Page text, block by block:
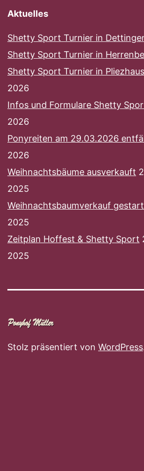
Aktuelles
Shetty Sport Turnier in
Shetty Sport Turnier in
Shetty Sport Turnier in
2026
Infos und Formulare Shetty
2026
Ponyreiten am 29.03.2026
2026
Weihnachtsbäume ausverkauft
2025
Weihnachtsbaumverkauf
2025
Zeitplan Hoffest & Shetty Sport
2025
Stolz präsentiert von WordPress